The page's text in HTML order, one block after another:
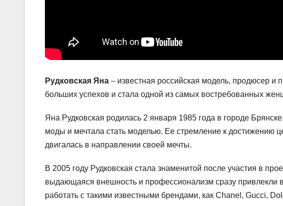
Рудковская Яна – известная российская модель, продюсер и
больших успехов и стала одной из самых востребованных
Яна Рудковская родилась 2 января 1985 года в городе
моды и мечтала стать моделью. Ее стремление к достижению
двигалась в направлении своей мечты.
В 2005 году Рудковская стала знаменитой после участия в
выдающаяся внешность и профессионализм сразу привлекли
работать с такими известными брендами, как Chanel, Gucci,